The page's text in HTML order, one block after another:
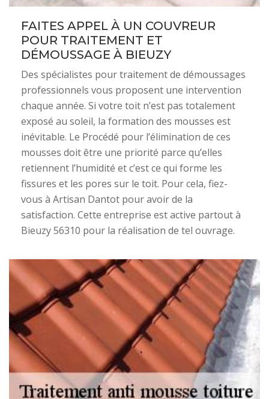
FAITES APPEL À UN COUVREUR
POUR TRAITEMENT ET
DÉMOUSSAGE À BIEUZY
Des spécialistes pour traitement de démoussages
professionnels vous proposent une intervention
chaque année. Si votre toit n’est pas totalement
exposé au soleil, la formation des mousses est
inévitable. Le Procédé pour l’élimination de ces
mousses doit être une priorité parce qu’elles
retiennent l’humidité et c’est ce qui forme les
fissures et les pores sur le toit. Pour cela, fiez-
vous à Artisan Dantot pour avoir de la
satisfaction. Cette entreprise est active partout à
Bieuzy 56310 pour la réalisation de tel ouvrage.